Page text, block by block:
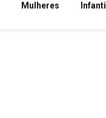
Mulheres Infantil